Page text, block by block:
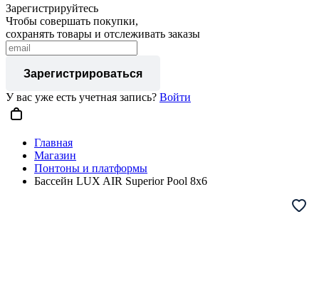
Зарегистрируйтесь
Чтобы совершать покупки,
сохранять товары и отслеживать заказы
Зарегистрироваться
У вас уже есть учетная запись? Войти
Главная
Магазин
Понтоны и платформы
Бассейн LUX AIR Superior Pool 8x6